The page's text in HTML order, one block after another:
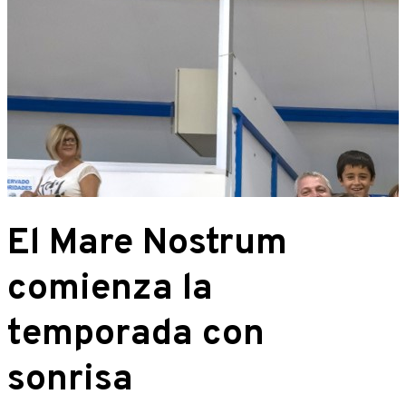
El Mare Nostrum
comienza la
temporada con
sonrisa